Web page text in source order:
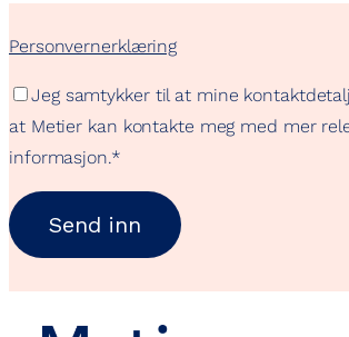
Personvernerklæring
Jeg samtykker til at mine
at Metier kan kontakte meg med mer
informasjon.*